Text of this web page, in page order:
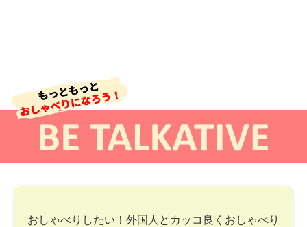
おしゃべりしたい！外国人とカッコ良くおしゃべり